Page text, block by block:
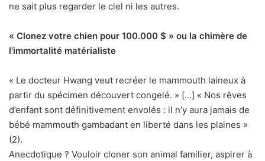
ne sait plus regarder le ciel ni les autres.
« Clonez votre chien pour 100.000 $ » ou la chimère de
l’immortalité matérialiste
« Le docteur Hwang veut recréer le mammouth laineux à
partir du spécimen découvert congelé. » […] « Nos rêves
d’enfant sont définitivement envolés : il n’y aura jamais de
bébé mammouth gambadant en liberté dans les plaines »
(2).
Anecdotique ? Vouloir cloner son animal familier, aspirer à